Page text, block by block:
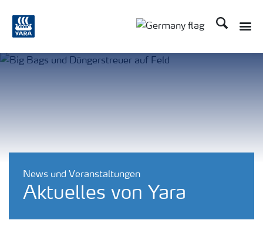
Suchen
News und Veranstaltungen
Aktuelles von Yara